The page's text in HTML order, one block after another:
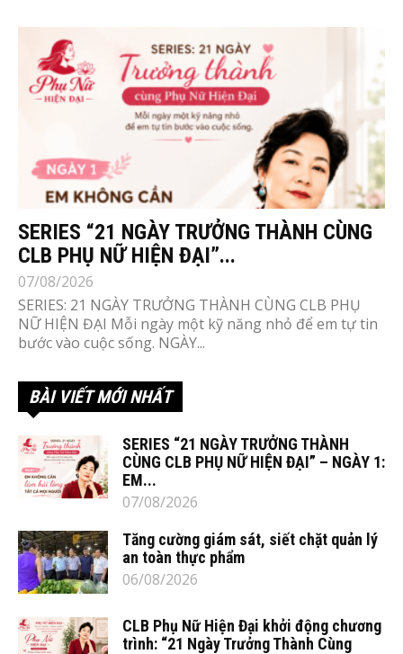
SERIES “21 NGÀY TRƯỞNG THÀNH CÙNG
CLB PHỤ NỮ HIỆN ĐẠI”...
07/08/2026
SERIES: 21 NGÀY TRƯỞNG THÀNH CÙNG CLB PHỤ
NỮ HIỆN ĐẠI Mỗi ngày một kỹ năng nhỏ để em tự tin
bước vào cuộc sống. NGÀY...
BÀI VIẾT MỚI NHẤT
SERIES “21 NGÀY TRƯỞNG THÀNH
CÙNG CLB PHỤ NỮ HIỆN ĐẠI” – NGÀY 1:
EM...
07/08/2026
Tăng cường giám sát, siết chặt quản lý
an toàn thực phẩm
06/08/2026
CLB Phụ Nữ Hiện Đại khởi động chương
trình: “21 Ngày Trưởng Thành Cùng